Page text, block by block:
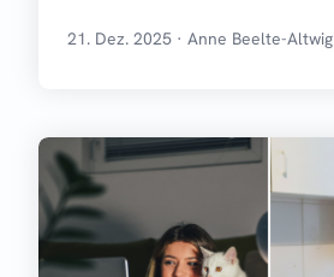
21. Dez. 2025 · Anne Beelte-Altwig